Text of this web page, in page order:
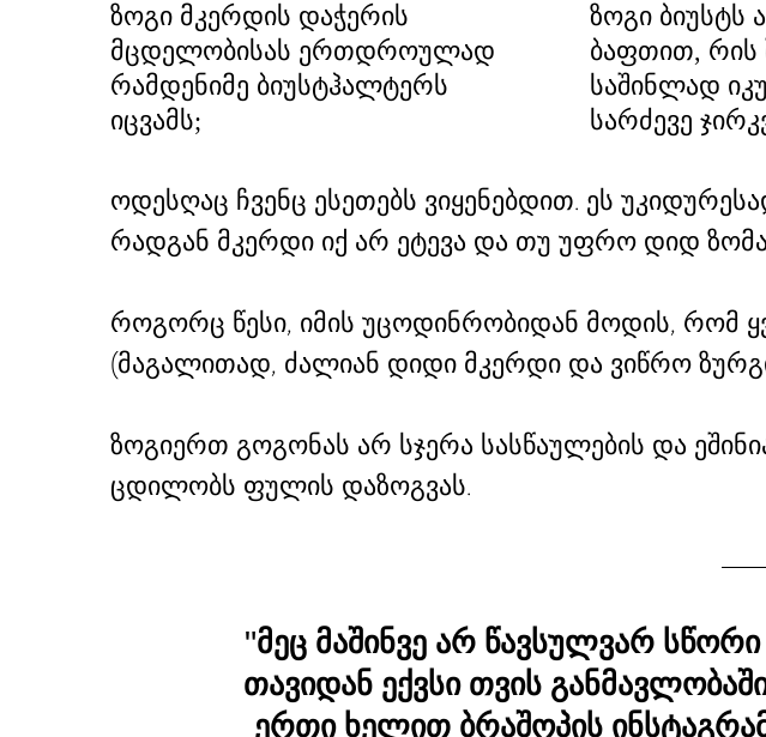
ზოგი მკერდის დაჭერის
მცდელობისას ერთდროულად
რამდენიმე ბიუსტჰალტერს
იცვამს;
ზოგი ბიუსტს
ბაფთით, რის
საშინლად
სარძევე
ოდესღაც ჩვენც ესეთებს ვიყენებდით. ეს
რადგან მკერდი იქ არ ეტევა და თუ უფრო დიდ
როგორც წესი, იმის უცოდინრობიდან მოდის, რომ
(მაგალითად, ძალიან დიდი მკერდი და ვიწრო
ზოგიერთ გოგონას არ სჯერა სასწაულების და
ცდილობს ფულის დაზოგვას.
"მეც მაშინვე არ წავსულვარ
თავიდან ექვსი თვის
ერთი ხელით ბრაშოპის